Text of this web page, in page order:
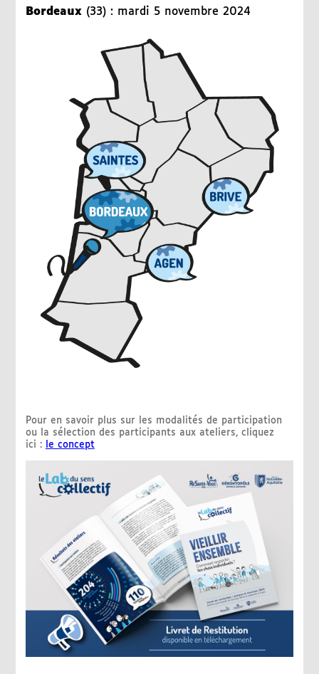
Bordeaux(33) : mardi 5 novembre 2024
Pour en savoir plus sur les modalités de participation
ou la sélection des participants aux ateliers, cliquez
ici :
le concept